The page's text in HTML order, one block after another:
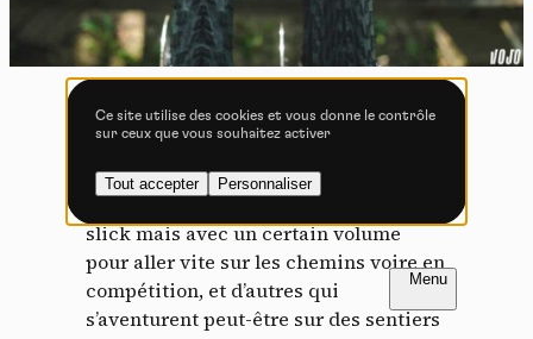
FR NL
Quand on passe sur la largeur d’au-
dessus, le 45/47 mm, on distingue deux
camps : celles et ceux qui cherchent
des profils très roulants, presque semi-
slick mais avec un certain volume
pour aller vite sur les chemins voire en
compétition, et d’autres qui
s’aventurent peut-être sur des sentiers
le site de contenu multimédia et augmentent sa
visibilité.
Vimeo interdit -Ce service peut déposer
Autoriser Interdire
YouTube interdit -
déposer 4 cookies.
Autoriser Interdire
Ce site utilise des cookies et vous donne le contrôle
sur ceux que vous souhaitez activer
Tout accepter Personnaliser